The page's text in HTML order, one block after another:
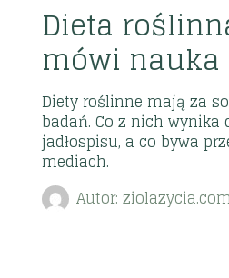
Dieta
mówi nauka
Diety roślinne mają za
badań. Co z nich wynika
jadłospisu, a co bywa
mediach.
Autor: